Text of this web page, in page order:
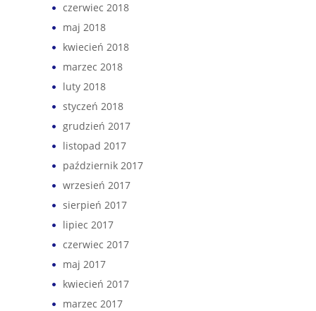
czerwiec 2018
maj 2018
kwiecień 2018
marzec 2018
luty 2018
styczeń 2018
grudzień 2017
listopad 2017
październik 2017
wrzesień 2017
sierpień 2017
lipiec 2017
czerwiec 2017
maj 2017
kwiecień 2017
marzec 2017